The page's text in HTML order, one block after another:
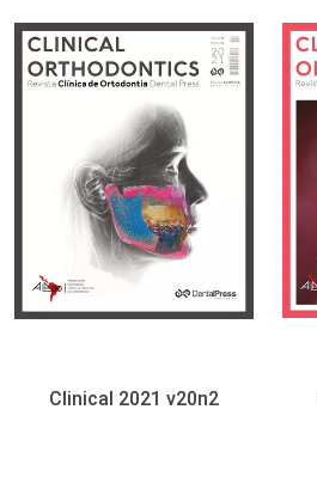
Clinical 2021 v20n2